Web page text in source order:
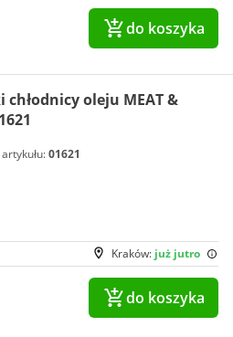
do koszyka
chłodnicy oleju MEAT &
01621
Kraków: już jutro
do koszyka